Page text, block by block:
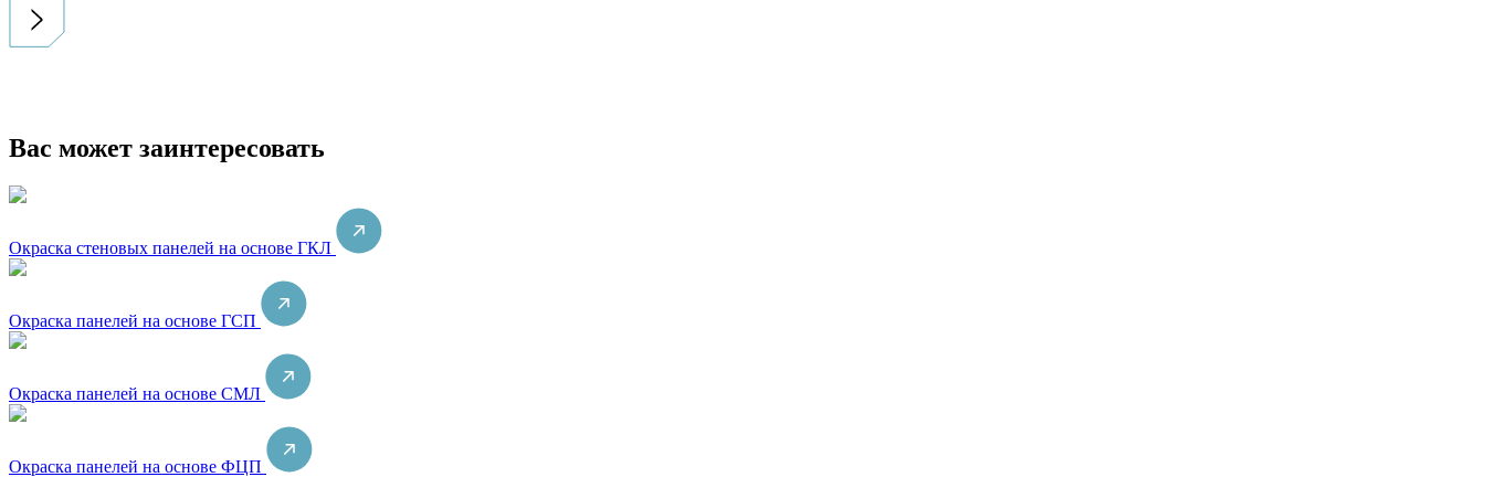
Вас может заинтересовать
Окраска стеновых панелей на основе ГКЛ
Окраска панелей на основе ГСП
Окраска панелей на основе СМЛ
Окраска панелей на основе ФЦП